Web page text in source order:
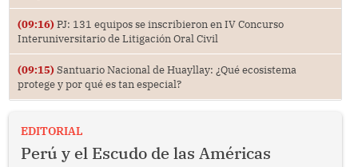
(09:16) PJ: 131 equipos se inscribieron en IV Concurso
Interuniversitario de Litigación Oral Civil
(09:15) Santuario Nacional de Huayllay: ¿Qué ecosistema
protege y por qué es tan especial?
EDITORIAL
Perú y el Escudo de las Américas